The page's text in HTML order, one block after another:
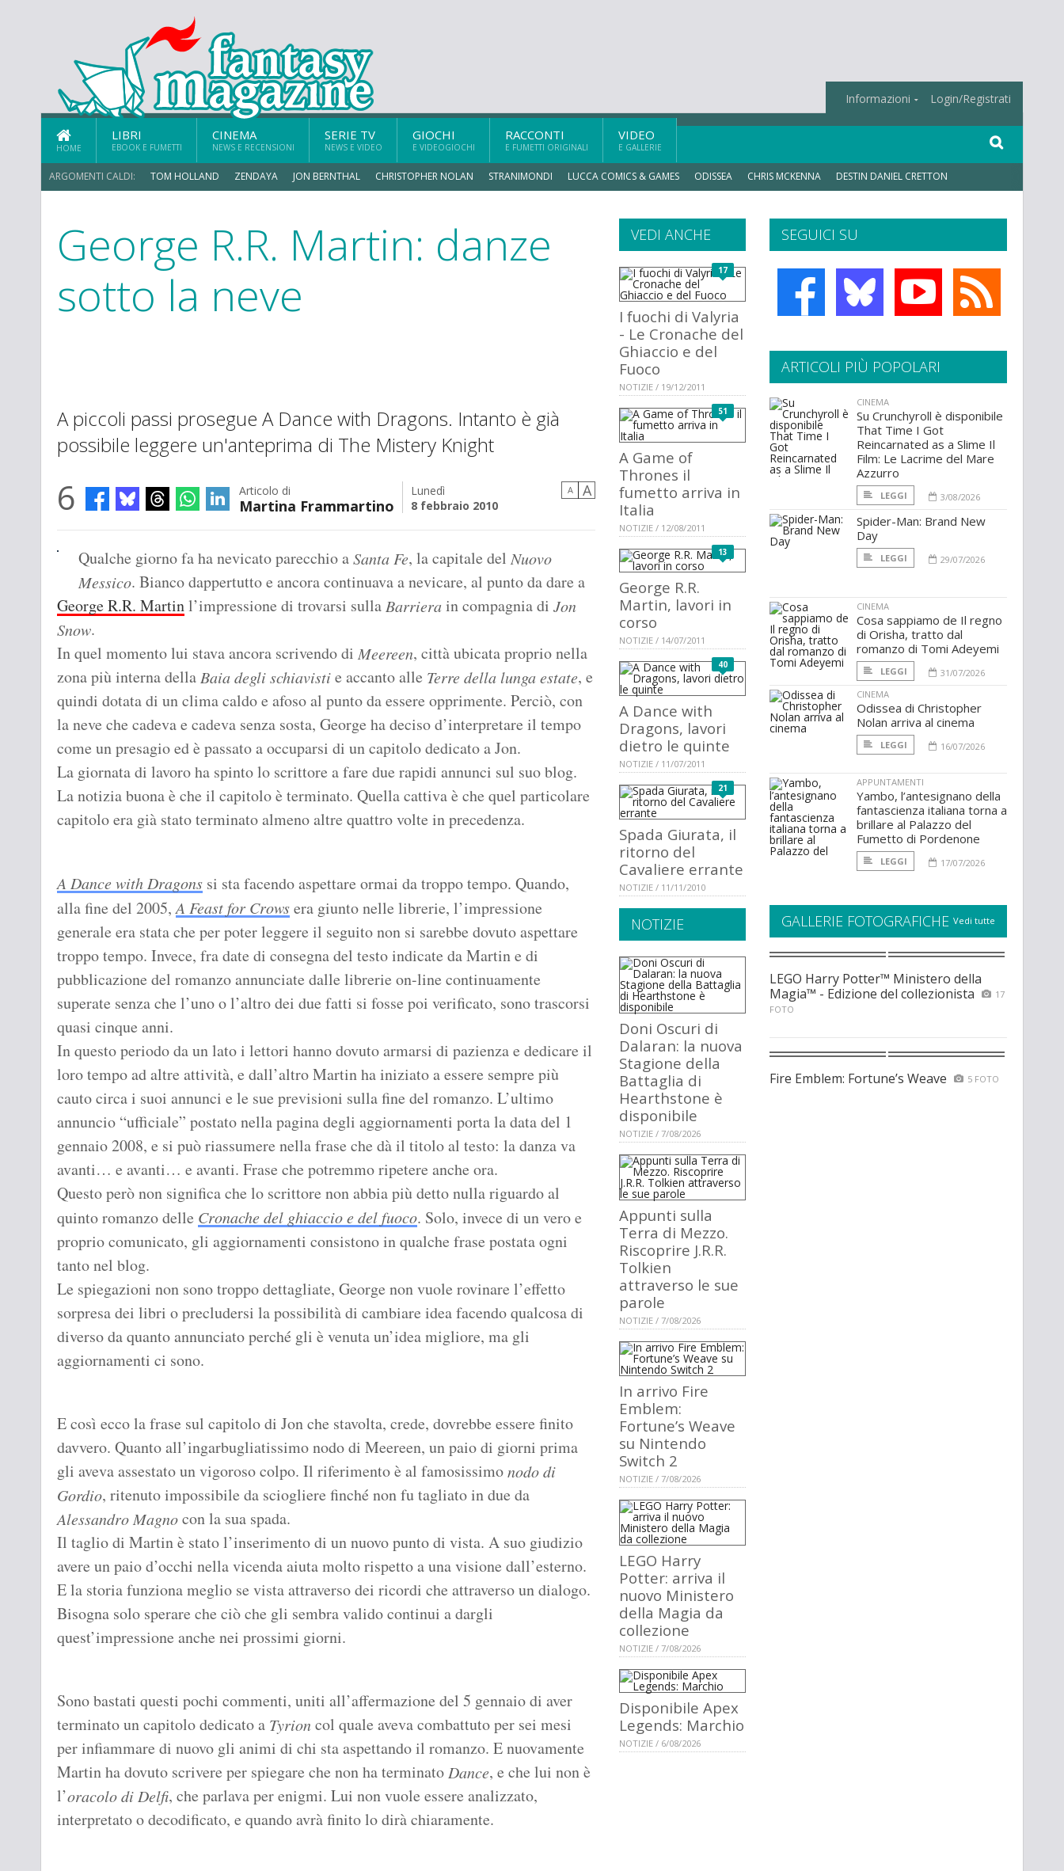
Informazioni Login/Registrati
HOME
LIBRI
EBOOK E FUMETTI
CINEMA
NEWS E RECENSIONI
SERIE TV
NEWS E VIDEO
GIOCHI
E VIDEOGIOCHI
RACCONTI
E FUMETTI ORIGINALI
VIDEO
E GALLERIE
ARGOMENTI CALDI: TOM HOLLAND ZENDAYA JON BERNTHAL CHRISTOPHER NOLAN STRANIMONDI LUCCA COMICS & GAMES ODISSEA CHRIS MCKENNA DESTIN DANIEL CRETTON
ERIK SOMMERS
George R.R. Martin: danze
sotto la neve
A piccoli passi prosegue A Dance with Dragons. Intanto è già
possibile leggere un'anteprima di The Mistery Knight
6 Articolo di
Martina Frammartino
Lunedì
8 febbraio 2010
A A
Qualche giorno fa ha nevicato parecchio aSanta Fe, la capitale del Nuovo
Messico. Bianco dappertutto e ancora continuava a nevicare, al punto da dare a
George R.R. Martinl’impressione di trovarsi sullaBarrierain compagnia di Jon
Snow.
In quel momento lui stava ancora scrivendo di Meereen, città ubicata proprio nella
zona più interna dellaBaia degli schiavistie accanto alle Terre della lunga estate, e
quindi dotata di un clima caldo e afoso al punto da essere opprimente. Perciò, con
la neve che cadeva e cadeva senza sosta, George ha deciso d’interpretare il tempo
come un presagio ed è passato a occuparsi di un capitolo dedicato a Jon.
La giornata di lavoro ha spinto lo scrittore a fare due rapidi annunci sul suo blog.
La notizia buona è che il capitolo è terminato. Quella cattiva è che quel particolare
capitolo era già stato terminato almeno altre quattro volte in precedenza.
A Dance with Dragons si sta facendo aspettare ormai da troppo tempo. Quando,
alla fine del 2005,A Feast for Crowsera giunto nelle librerie, l’impressione
generale era stata che per poter leggere il seguito non si sarebbe dovuto aspettare
troppo tempo. Invece, fra date di consegna del testo indicate da Martin e di
pubblicazione del romanzo annunciate dalle librerie on-line continuamente
superate senza che l’uno o l’altro dei due fatti si fosse poi verificato, sono trascorsi
quasi cinque anni.
In questo periodo da un lato i lettori hanno dovuto armarsi di pazienza e dedicare il
loro tempo ad altre attività, e dall’altro Martin ha iniziato a essere sempre più
cauto circa i suoi annunci e le sue previsioni sulla fine del romanzo. L’ultimo
annuncio “ufficiale” postato nella pagina degli aggiornamenti porta la data del 1
gennaio 2008, e si può riassumere nella frase che dà il titolo al testo: la danza va
avanti… e avanti… e avanti. Frase che potremmo ripetere anche ora.
Questo però non significa che lo scrittore non abbia più detto nulla riguardo al
quinto romanzo delle Cronache del ghiaccio e del fuoco. Solo, invece di un vero e
proprio comunicato, gli aggiornamenti consistono in qualche frase postata ogni
tanto nel blog.
Le spiegazioni non sono troppo dettagliate, George non vuole rovinare l’effetto
sorpresa dei libri o precludersi la possibilità di cambiare idea facendo qualcosa di
diverso da quanto annunciato perché gli è venuta un’idea migliore, ma gli
aggiornamenti ci sono.
E così ecco la frase sul capitolo di Jon che stavolta, crede, dovrebbe essere finito
davvero. Quanto all’ingarbugliatissimo nodo di Meereen, un paio di giorni prima
gli aveva assestato un vigoroso colpo. Il riferimento è al famosissimonodo di
Gordio, ritenuto impossibile da sciogliere finché non fu tagliato in due da
Alessandro Magnocon la sua spada.
Il taglio di Martin è stato l’inserimento di un nuovo punto di vista. A suo giudizio
avere un paio d’occhi nella vicenda aiuta molto rispetto a una visione dall’esterno.
E la storia funziona meglio se vista attraverso dei ricordi che attraverso un dialogo.
Bisogna solo sperare che ciò che gli sembra valido continui a dargli
quest’impressione anche nei prossimi giorni.
Sono bastati questi pochi commenti, uniti all’affermazione del 5 gennaio di aver
terminato un capitolo dedicato a Tyrioncol quale aveva combattuto per sei mesi
per infiammare di nuovo gli animi di chi sta aspettando il romanzo. E nuovamente
Martin ha dovuto scrivere per spiegare che non ha terminatoDance, e che lui non è
l’oracolo di Delfi, che parlava per enigmi. Lui non vuole essere analizzato,
interpretato o decodificato, e quando avrà finito lo dirà chiaramente.
SEGUICI SU
VEDI ANCHE
17
I fuochi di Valyria
- Le Cronache del
Ghiaccio e del
Fuoco
NOTIZIE / 19/12/2011
51
A Game of
Thrones il
fumetto arriva in
Italia
NOTIZIE / 12/08/2011
13
George R.R.
Martin, lavori in
corso
NOTIZIE / 14/07/2011
40
A Dance with
Dragons, lavori
dietro le quinte
NOTIZIE / 11/07/2011
21
Spada Giurata, il
ritorno del
Cavaliere errante
NOTIZIE / 11/11/2010
NOTIZIE
Doni Oscuri di
Dalaran: la nuova
Stagione della
Battaglia di
Hearthstone è
disponibile
NOTIZIE / 7/08/2026
Appunti sulla
Terra di Mezzo.
Riscoprire J.R.R.
Tolkien
attraverso le sue
parole
NOTIZIE / 7/08/2026
In arrivo Fire
Emblem:
Fortune’s Weave
su Nintendo
Switch 2
NOTIZIE / 7/08/2026
LEGO Harry
Potter: arriva il
nuovo Ministero
della Magia da
collezione
NOTIZIE / 7/08/2026
Disponibile Apex
Legends: Marchio
NOTIZIE / 6/08/2026
ARTICOLI PIÙ POPOLARI
CINEMA
Su Crunchyroll è disponibile
That Time I Got
Reincarnated as a Slime Il
Film: Le Lacrime del Mare
Azzurro
LEGGI 3/08/2026
Spider-Man: Brand New
Day
LEGGI 29/07/2026
CINEMA
Cosa sappiamo de Il regno
di Orisha, tratto dal
romanzo di Tomi Adeyemi
LEGGI
31/07/2026
CINEMA
Odissea di Christopher
Nolan arriva al cinema
LEGGI 16/07/2026
APPUNTAMENTI
Yambo, l’antesignano della
fantascienza italiana torna a
brillare al Palazzo del
Fumetto di Pordenone
LEGGI 17/07/2026
GALLERIE FOTOGRAFICHE Vedi tutte
LEGO Harry Potter™ Ministero della
Magia™ - Edizione del collezionista
17
FOTO
Fire Emblem: Fortune’s Weave 5 FOTO